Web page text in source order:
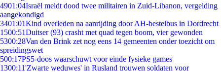
4901:04Israël meldt dood twee militairen in Zuid-Libanon, vergelding
aangekondigd
3401:01Kind overleden na aanrijding door AH-bestelbus in Dordrecht
1500:51Duitser (93) crasht met quad tegen boom, vier gewonden
5300:28Van den Brink zet nog eens 14 gemeenten onder toezicht om
spreidingswet
500:17PS5-doos waarschuwt voor einde fysieke games
1300:11'Zwarte weduwes' in Rusland trouwen soldaten voor